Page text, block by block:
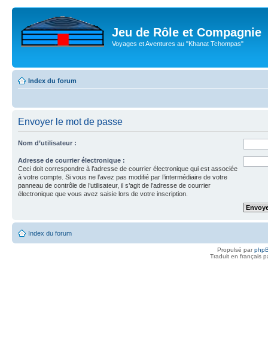
Jeu de Rôle et Compagnie
Voyages et Aventures au "Khanat Tchompas"
Index du forum
Envoyer le mot de passe
Nom d’utilisateur :
Adresse de courrier électronique :
Ceci doit correspondre à l’adresse de courrier électronique qui est associée
à votre compte. Si vous ne l’avez pas modifié par l’intermédiaire de votre
panneau de contrôle de l’utilisateur, il s’agit de l’adresse de courrier
électronique que vous avez saisie lors de votre inscription.
Index du forum
Propulsé par
Traduit en français